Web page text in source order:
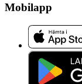
Mobilapp